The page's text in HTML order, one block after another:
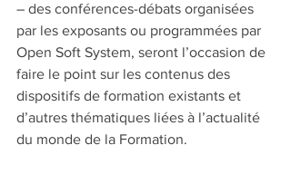
– des conférences-débats organisées
par les exposants ou programmées par
Open Soft System, seront l’occasion de
faire le point sur les contenus des
dispositifs de formation existants et
d’autres thématiques liées à l’actualité
du monde de la Formation.